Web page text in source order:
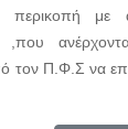
περικοπή με
,που
Π.Φ.Σ να